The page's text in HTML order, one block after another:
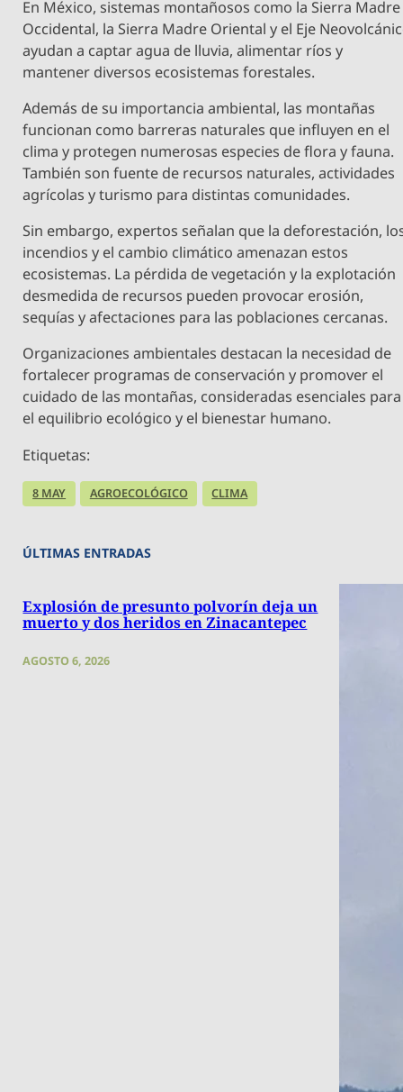
En México, sistemas montañosos como la Sierra Madre
Occidental, la Sierra Madre Oriental y el Eje
ayudan a captar agua de lluvia, alimentar ríos y
mantener diversos ecosistemas forestales.
Además de su importancia ambiental, las montañas
funcionan como barreras naturales que influyen en el
clima y protegen numerosas especies de flora y fauna.
También son fuente de recursos naturales, actividades
agrícolas y turismo para distintas comunidades.
Sin embargo, expertos señalan que la deforestación,
incendios y el cambio climático amenazan estos
ecosistemas. La pérdida de vegetación y la explotación
desmedida de recursos pueden provocar erosión,
sequías y afectaciones para las poblaciones cercanas.
Organizaciones ambientales destacan la necesidad de
fortalecer programas de conservación y promover el
cuidado de las montañas, consideradas esenciales para
el equilibrio ecológico y el bienestar humano.
Etiquetas:
8 MAY AGROECOLÓGICO CLIMA
ÚLTIMAS ENTRADAS
Explosión de presunto polvorín deja un
muerto y dos heridos en Zinacantepec
AGOSTO 6, 2026